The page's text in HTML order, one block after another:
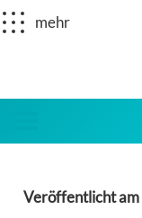
mehr
Veröffentlicht am